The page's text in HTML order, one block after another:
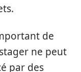
de
ne peut
par des